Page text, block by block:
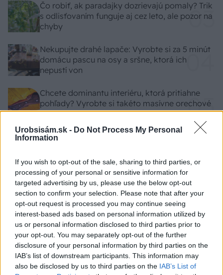
Urobsisám.sk - Do Not Process My Personal
Information
If you wish to opt-out of the sale, sharing to third parties, or
processing of your personal or sensitive information for
targeted advertising by us, please use the below opt-out
section to confirm your selection. Please note that after your
opt-out request is processed you may continue seeing
interest-based ads based on personal information utilized by
us or personal information disclosed to third parties prior to
your opt-out. You may separately opt-out of the further
disclosure of your personal information by third parties on the
IAB’s list of downstream participants. This information may
also be disclosed by us to third parties on the IAB’s List of
Čo robiť, ak paradajky dozrievajú pomaly? Trik
s odlisťovaním funguje aj cez leto, ale pozor na
chyby
Nekupujte drahé lapače: Vyrobte si za 5 minút
domácu pascu na osy a sršne, ktorá ich
nepustí von
Chcete dominantu interiéru, ktorá pritiahne
pohľady? Vyrobte si takéto masívne orechové
svietidlo
NAŠE ČASOPISY